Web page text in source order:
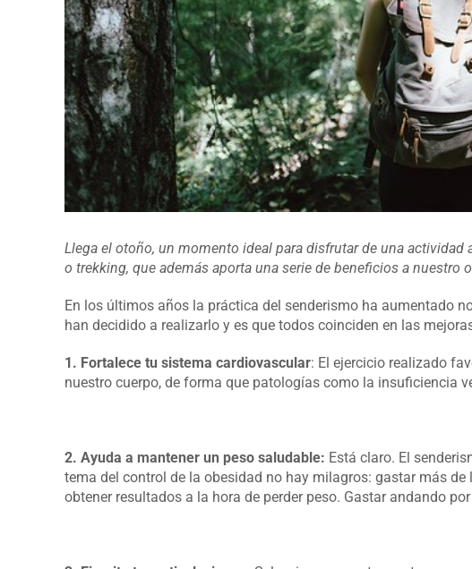
Llega el otoño, un momento ideal para disfrutar de una
o trekking, que además aporta una serie de beneficios a nuestro
En los últimos años la práctica del senderismo ha aumentado
han decidido a realizarlo y es que todos coinciden en las
1. Fortalece tu sistema cardiovascular: El ejercicio realizado
nuestro cuerpo, de forma que patologías como la insuficiencia
2. Ayuda a mantener un peso saludable: Está claro. El
tema del control de la obesidad no hay milagros: gastar más
obtener resultados a la hora de perder peso. Gastar andando